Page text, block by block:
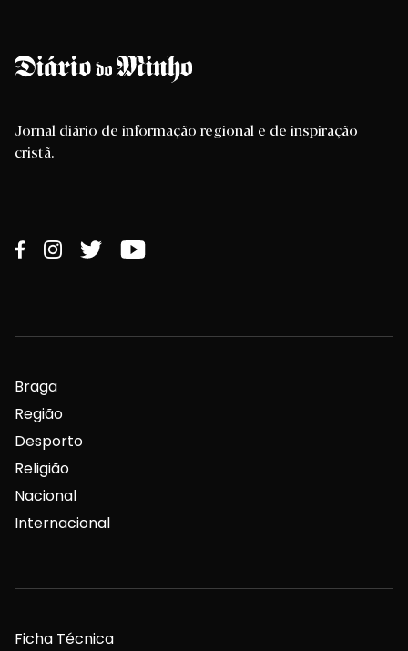
Jornal diário de informação regional e de inspiração
cristã.
Braga
Região
Desporto
Religião
Nacional
Internacional
Ficha Técnica